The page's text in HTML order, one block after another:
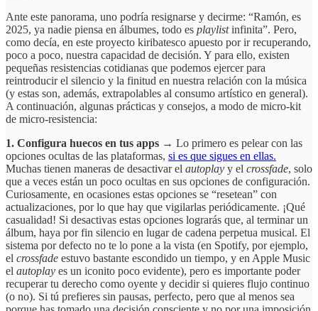
Ante este panorama, uno podría resignarse y decirme: “Ramón, es
2025, ya nadie piensa en álbumes, todo es playlistinfinita”. Pero,
como decía, en este proyecto kiribatesco apuesto por ir recuperando,
poco a poco, nuestra capacidad de decisión. Y para ello, existen
pequeñas resistencias cotidianas que podemos ejercer para
reintroducir el silencio y la finitud en nuestra relación con la música
(y estas son, además, extrapolables al consumo artístico en general).
A continuación, algunas prácticas y consejos, a modo de micro-kit
de micro-resistencia:
1. Configura huecos en tus apps → Lo primero es pelear con las
opciones ocultas de las plataformas, si es que sigues en ellas.
Muchas tienen maneras de desactivar el autoplay y el crossfade, solo
que a veces están un poco ocultas en sus opciones de configuración.
Curiosamente, en ocasiones estas opciones se “resetean” con
actualizaciones, por lo que hay que vigilarlas periódicamente. ¡Qué
casualidad! Si desactivas estas opciones lograrás que, al terminar un
álbum, haya por fin silencio en lugar de cadena perpetua musical. El
sistema por defecto no te lo pone a la vista (en Spotify, por ejemplo,
el crossfade estuvo bastante escondido un tiempo, y en Apple Music
el autoplay es un iconito poco evidente), pero es importante poder
recuperar tu derecho como oyente y decidir si quieres flujo continuo
(o no). Si tú prefieres sin pausas, perfecto, pero que al menos sea